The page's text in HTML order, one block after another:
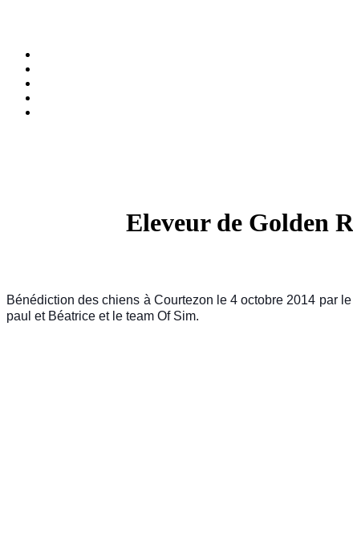
Eleveur de Golden
Bénédiction des chiens à Courtezon le 4 octobre 2014 par
paul et Béatrice et le team Of Sim.